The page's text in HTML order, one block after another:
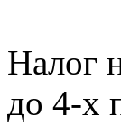
Налог
до 4-х